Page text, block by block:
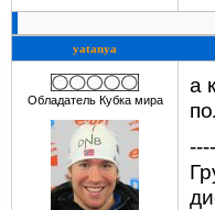
yatanya
Обладатель Кубка мира
а